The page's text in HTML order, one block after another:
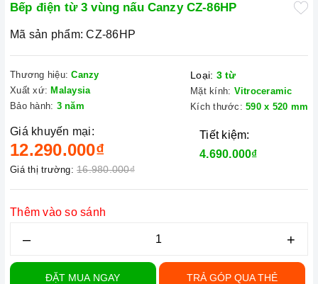
Bếp điện từ 3 vùng nấu Canzy CZ-86HP
Mã sản phẩm: CZ-86HP
Thương hiệu: Canzy
Xuất xứ: Malaysia
Bảo hành: 3 năm
Loại: 3 từ
Mặt kính: Vitroceramic
Kích thước: 590 x 520 mm
Giá khuyến mại:
12.290.000₫
Giá thị trường: 16.980.000₫
Tiết kiệm:
4.690.000₫
Thêm vào so sánh
– +
ĐẶT MUA NGAY TRẢ GÓP QUA THẺ